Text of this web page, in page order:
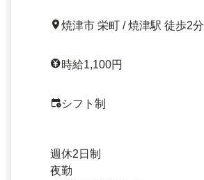
焼津市 栄町 / 焼津駅 徒歩2分
時給1,100円
シフト制
週休2日制
夜勤